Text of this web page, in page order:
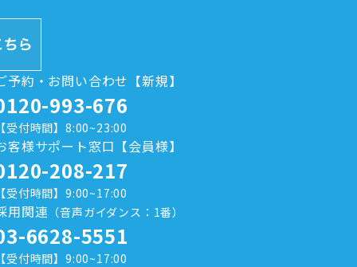
予約・お問い合わせ【新規】
993-676
受付時間】8:00~23:00
客様サポート窓口【会員様】
208-217
受付時間】9:00~17:00
用関連 （音声ガイダンス：1番）
6628-5551
受付時間】9:00~17:00